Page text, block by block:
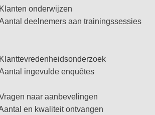
onderwijzen
aan trainingssessies
enquêtes
naar aanbevelingen
kwaliteit ontvangen